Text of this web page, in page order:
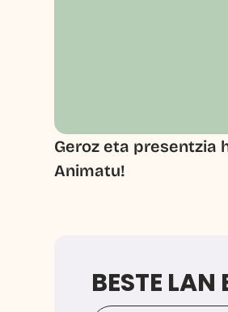
Geroz eta presentzia
Animatu!
BESTE